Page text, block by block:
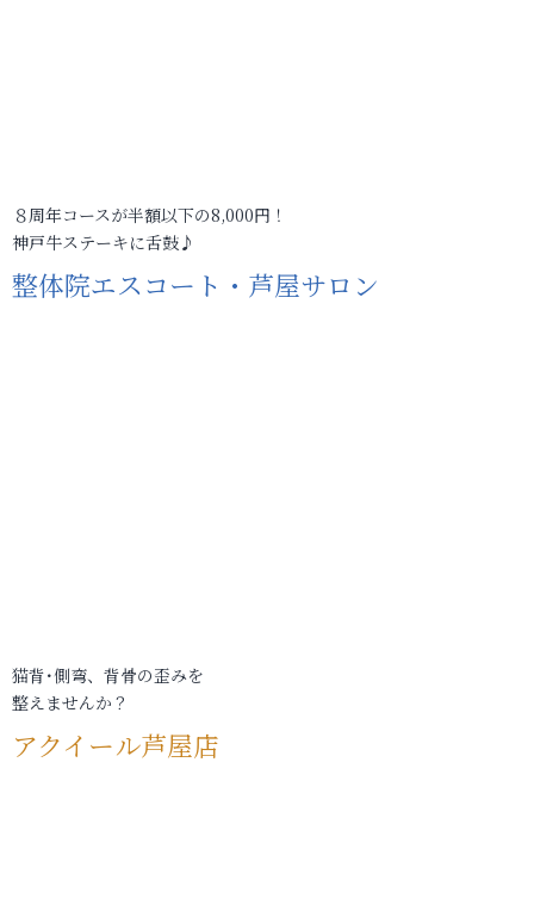
８周年コースが半額以下の8,000円！
神戸牛ステーキに舌鼓♪
整体院エスコート・芦屋サロン
猫背･側弯、背骨の歪みを
整えませんか？
アクイール芦屋店